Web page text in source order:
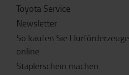
Toyota Service
Newsletter
So kaufen Sie Flurförderzeuge
online
Staplerschein machen